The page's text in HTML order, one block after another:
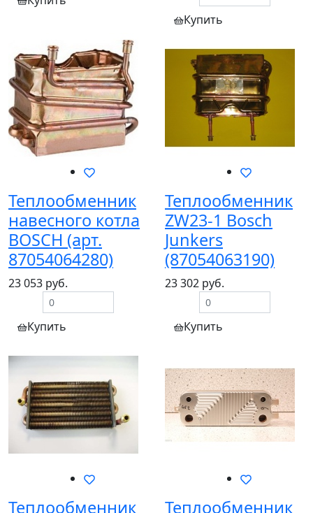
Купить
Теплообменник
навесного котла
BOSСH (арт.
87054064280)
23 053 руб.
Купить
Теплообменник
ZW23-1 Bosch
Junkers
(87054063190)
23 302 руб.
Купить
Теплообменник
Теплообменник